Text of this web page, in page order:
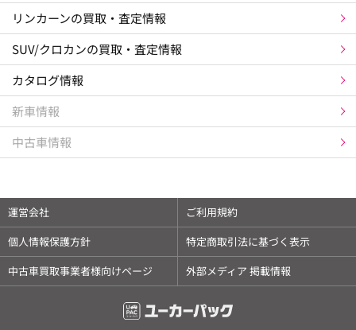
リンカーンの買取・査定情報
SUV/クロカンの買取・査定情報
カタログ情報
新車情報
中古車情報
運営会社
ご利用規約
個人情報保護方針
特定商取引法に基づく表示
中古車買取事業者様向けページ
外部メディア 掲載情報